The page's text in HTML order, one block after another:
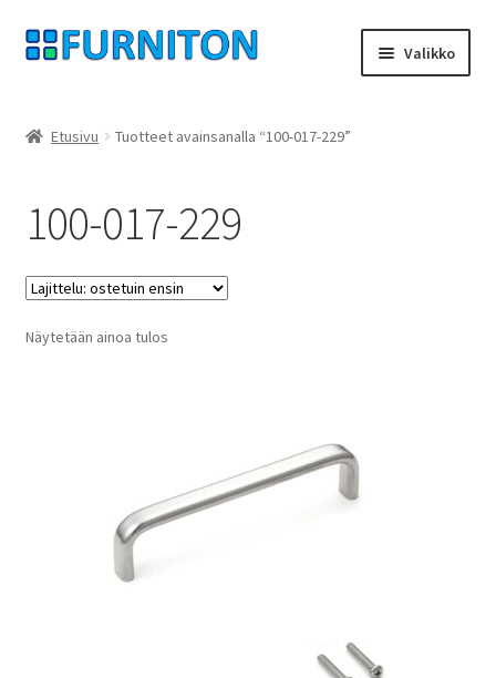
Siirry
navigointiin
Siirry
sisältöön
Valikko
yksityisyyttä
peruuttamisoikeus
Ottaa yhteyttä
Laivaliikenne
Etusivu Tuotteet avainsanalla “100-017-229”
100-017-229
Näytetään ainoa tulos